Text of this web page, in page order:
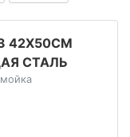
42Х50СМ
СТАЛЬ
мойка